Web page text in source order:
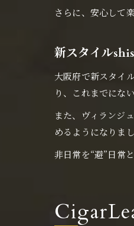
さらに、安心して
新スタイル
大阪府で新スタイ
り、これまでにな
また、ヴィランジ
めるようになりま
非日常を“避”日常